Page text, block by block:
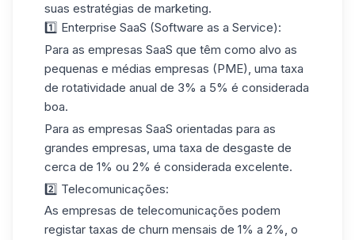
suas estratégias de marketing.
1️⃣ Enterprise SaaS (Software as a Service):
Para as empresas SaaS que têm como alvo as
pequenas e médias empresas (PME), uma taxa
de rotatividade anual de 3% a 5% é considerada
boa.
Para as empresas SaaS orientadas para as
grandes empresas, uma taxa de desgaste de
cerca de 1% ou 2% é considerada excelente.
2️⃣ Telecomunicações:
As empresas de telecomunicações podem
registar taxas de churn mensais de 1% a 2%, o